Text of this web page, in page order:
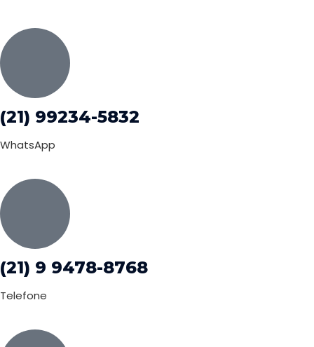
(21) 99234-5832
WhatsApp
(21) 9 9478-8768
Telefone